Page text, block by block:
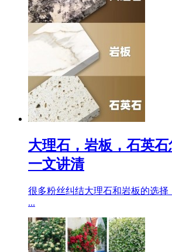
大理石，岩板，石英
一文讲清
很多粉丝纠结大理石和岩板的选择
...